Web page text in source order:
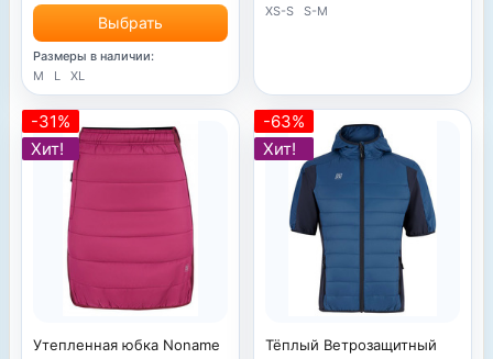
Выбрать
Размеры в наличии:
M
L XL
XS-S
S-M
-31%
Хит!
Утепленная юбка Noname
-63%
Хит!
Тёплый Ветрозащитный